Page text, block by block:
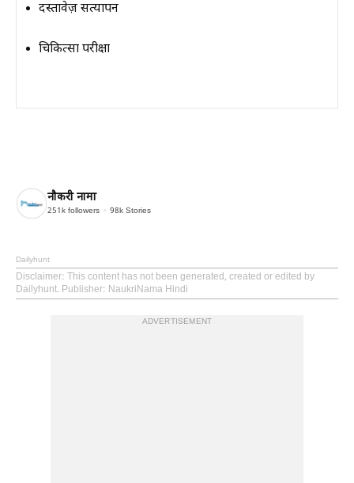
दस्तावेज़ सत्यापन
चिकित्सा परीक्षा
नौकरी नामा
251k followers 98k Stories
Dailyhunt
Disclaimer: This content has not been generated, created or edited by
Dailyhunt. Publisher: NaukriNama Hindi
ADVERTISEMENT